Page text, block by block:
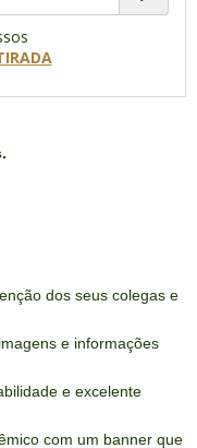
dos seus colegas e
e informações
e excelente
com um banner que